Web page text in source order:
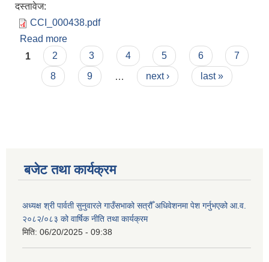
दस्तावेज:
CCI_000438.pdf
Read more
Pages
1 2 3 4 5 6
7
8
9 next › last »
बजेट तथा कार्यक्रम
अध्यक्ष श्री पार्वती सुनुवारले गाउँसभाको सत्रौँ अधिवेशनमा पेश गर्नुभएको आ.व.
२०८२/०८३ को वार्षिक नीति तथा कार्यक्रम
मिति: 06/20/2025 - 09:38